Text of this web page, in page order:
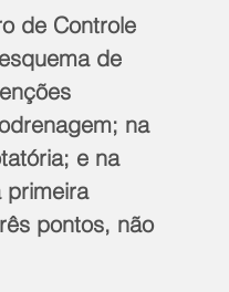
de Controle
de
na
e na
primeira
pontos, não